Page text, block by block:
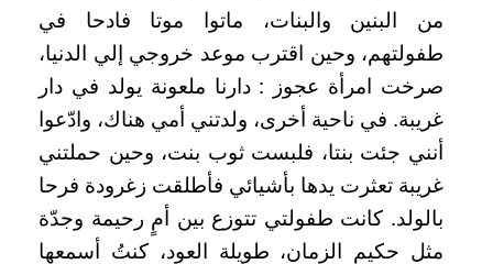
من البنين والبنات، ماتوا موتا فادحا في
طفولتهم، وحين اقترب موعد خروجي إلي الدنيا،
صرخت امرأة عجوز : دارنا ملعونة يولد في دار
غريبة. في ناحية أخرى، ولدتني أمي هناك، وادّعوا
أنني جئت بنتا، فلبست ثوب بنت، وحين حملتني
غريبة تعثرت يدها بأشيائي فأطلقت زغرودة فرحا
بالولد. كانت طفولتي تتوزع بين أمٍ رحيمة وجدّة
مثل حكيم الزمان، طويلة العود، كنتُ أسمعها